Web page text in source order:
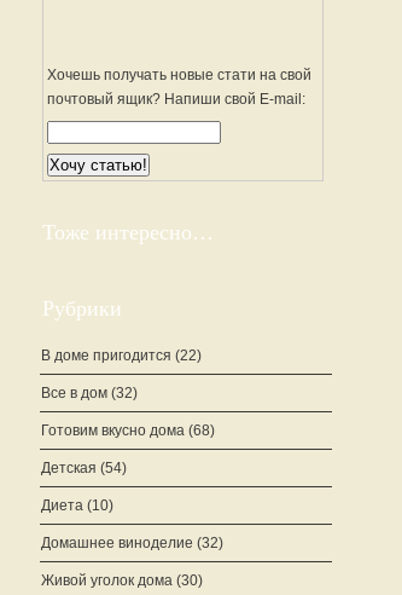
Хочешь получать новые стати на свой
почтовый ящик? Напиши свой E-mail:
Тоже интересно…
Рубрики
В доме пригодится (22)
Все в дом (32)
Готовим вкусно дома (68)
Детская (54)
Диета (10)
Домашнее виноделие (32)
Живой уголок дома (30)